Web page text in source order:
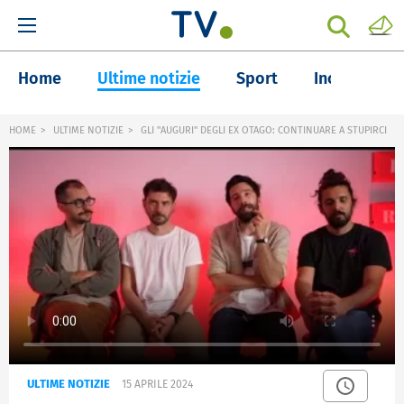
Home Ultime notizie Sport Inchieste
HOME ULTIME NOTIZIE GLI "AUGURI" DEGLI EX OTAGO: CONTINUARE A STUPIRCI
ULTIME NOTIZIE 15 APRILE 2024